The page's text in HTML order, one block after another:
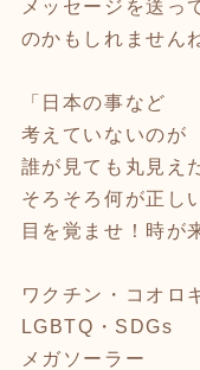
メッセージを送っ
のかもしれません
「日本の事など
考えていないのが
誰が見ても丸見え
そろそろ何が正し
目を覚ませ！時が
ワクチン・コオロ
LGBTQ・SDGs
メガソーラー